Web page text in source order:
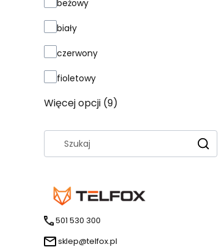
beżowy
biały
czerwony
fioletowy
Więcej opcji (9)
Wyczyść
501 530 300
sklep@telfox.pl